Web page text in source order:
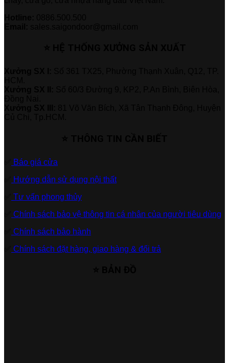
Báo giá cửa
Hướng dẫn sử dụng nội thất
Tư vấn phong thủy
Chính sách bảo vệ thông tin cá nhân của người tiêu dùng
Chính sách bảo hành
Chính sách đặt hàng, giao hàng & đổi trả